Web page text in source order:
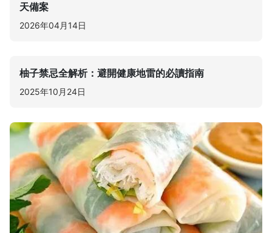
天備案
2026年04月14日
柚子禁忌全解析：避開健康地雷的必讀指南
2025年10月24日